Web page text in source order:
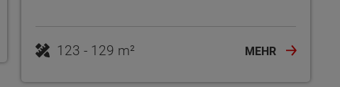
123 - 129 m² MEHR